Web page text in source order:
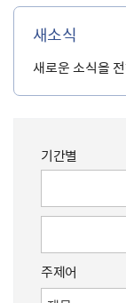
새소식
새로운 소식을
기간별
주제어